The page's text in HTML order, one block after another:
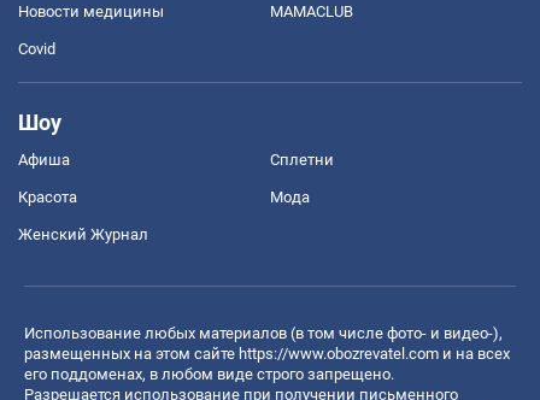
Новости медицины MAMACLUB
Covid
Шоу
Афиша Сплетни
Красота Мода
Женский Журнал
Использование любых материалов (в том числе фото- и видео-),
размещенных на этом сайте https://www.obozrevatel.com и на всех
его поддоменах, в любом виде строго запрещено.
Разрешается использование при получении письменного